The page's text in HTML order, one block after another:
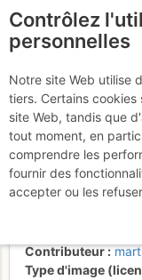
Aux
les
rouges
30
Contributeur
Type d'image
Contrôlez
personnelles
Notre site Web utilise
tiers. Certains
site Web, tandis que
tout moment, en
comprendre les
fournir des
accepter ou les